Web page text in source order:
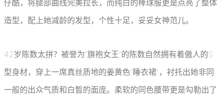
仔酷，将腿部曲线完美拉长，而纯白的棒球服更是点亮了整体
造型，配上她减龄的发型，个性十足，妥妥女神范儿。
42岁陈数太拼？被誉为“旗袍女王”的陈数自然拥有着傲人的S
型身材，穿上一席真丝质地的姜黄色“睡衣裙”，衬托出她非同
一般的出众气质和白皙的面庞。柔软的同色腰带更是勾勒出了